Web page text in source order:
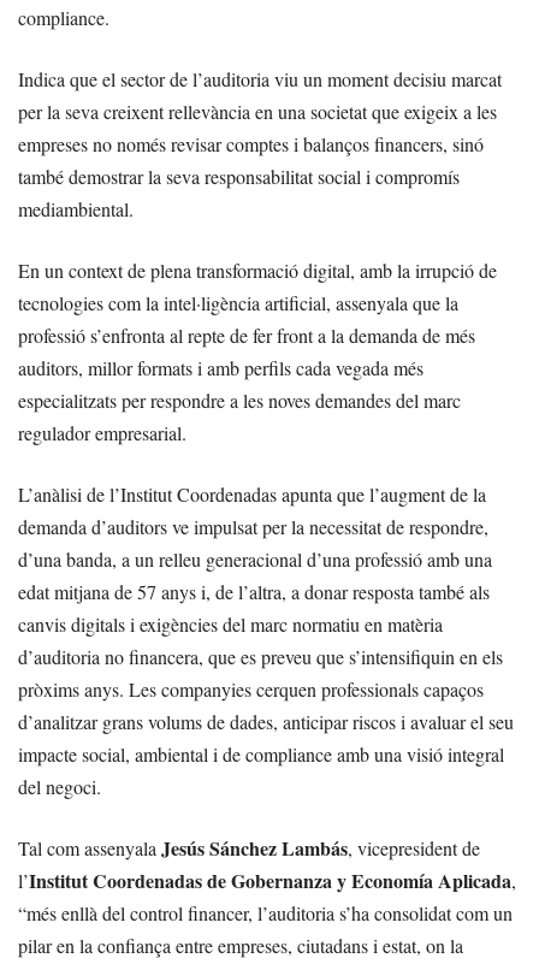
compliance.
Indica que el sector de l’auditoria viu un moment decisiu marcat
per la seva creixent rellevància en una societat que exigeix a les
empreses no només revisar comptes i balanços financers, sinó
també demostrar la seva responsabilitat social i compromís
mediambiental.
En un context de plena transformació digital, amb la irrupció de
tecnologies com la intel·ligència artificial, assenyala que la
professió s’enfronta al repte de fer front a la demanda de més
auditors, millor formats i amb perfils cada vegada més
especialitzats per respondre a les noves demandes del marc
regulador empresarial.
L’anàlisi de l’Institut Coordenadas apunta que l’augment de la
demanda d’auditors ve impulsat per la necessitat de respondre,
d’una banda, a un relleu generacional d’una professió amb una
edat mitjana de 57 anys i, de l’altra, a donar resposta també als
canvis digitals i exigències del marc normatiu en matèria
d’auditoria no financera, que es preveu que s’intensifiquin en els
pròxims anys. Les companyies cerquen professionals capaços
d’analitzar grans volums de dades, anticipar riscos i avaluar el seu
impacte social, ambiental i de compliance amb una visió integral
del negoci.
Tal com assenyala Jesús Sánchez Lambás, vicepresident de
l’Institut Coordenadas de Gobernanza y Economía Aplicada,
“més enllà del control financer, l’auditoria s’ha consolidat com un
pilar en la confiança entre empreses, ciutadans i estat, on la